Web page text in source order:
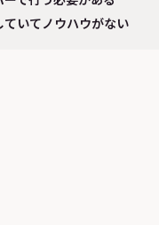
いてノウハウがない